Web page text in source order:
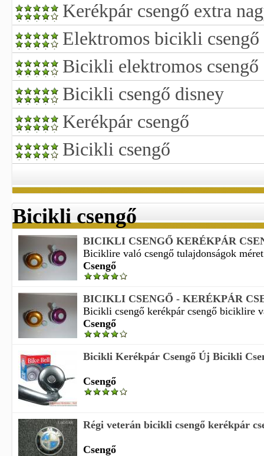
Kerékpár csengő extra
Elektromos bicikli csengő
Bicikli elektromos csengő
Bicikli csengő disney
Kerékpár csengő
Bicikli csengő
Bicikli csengő
BICIKLI CSENGŐ KERÉKPÁR
Biciklire való csengő tulajdonságok
Csengő
BICIKLI CSENGŐ - KERÉKPÁR
Bicikli csengő kerékpár csengő biciklire
Csengő
Bicikli Kerékpár Csengő Új Bicikli
Csengő
Régi veterán bicikli csengő kerékpár
Csengő